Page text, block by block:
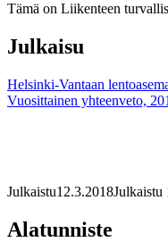
Tämä on Liikenteen
Julkaisu
Helsinki-Vantaan
Vuosittainen yhteenveto,
Julkaistu12.3.2018Julkaistu
Alatunniste